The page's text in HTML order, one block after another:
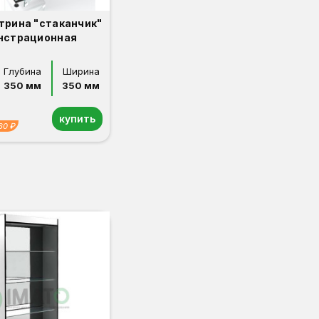
"стаканчик"
Глубина
350 мм
Ширина
350 мм
₽
купить